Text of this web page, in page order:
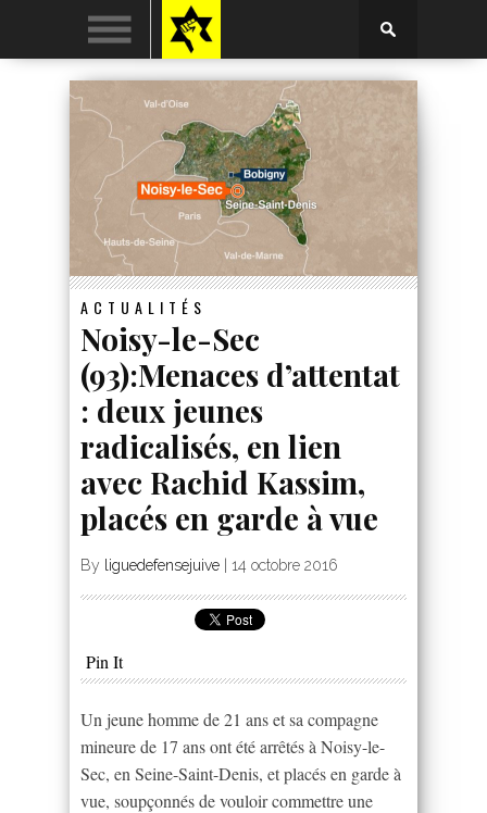
ACTUALITÉS
Noisy-le-Sec
(93):Menaces d’attentat
: deux jeunes
radicalisés, en lien
avec Rachid Kassim,
placés en garde à vue
By liguedefensejuive 14 octobre 2016
Pin It
Un jeune homme de 21 ans et sa compagne
mineure de 17 ans ont été arrêtés à Noisy-le-
Sec, en Seine-Saint-Denis, et placés en garde à
vue, soupçonnés de vouloir commettre une